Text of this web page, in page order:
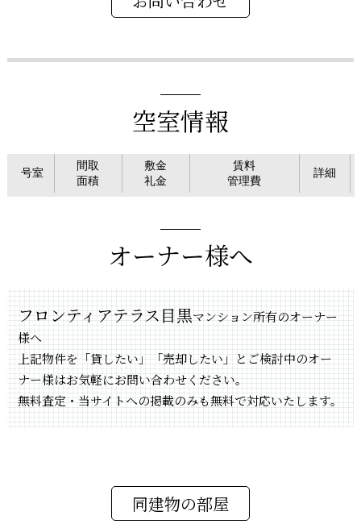
空室情報
号室
間取
面積
敷金
礼金
賃料
管理費
詳細
オーナー様へ
フロンティアテラス目黒マンション所有のオーナー
様へ
上記物件を「貸したい」「売却したい」とご検討中のオー
ナー様はお気軽にお問い合わせください。
無料査定・当サイトへの掲載のみも無料で対応いたします。
同建物の部屋